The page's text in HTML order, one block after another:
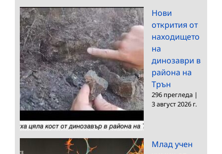
Нови
открития от
находището
на
динозаври в
района на
Трън
296 прегледа |
3 август 2026 г.
Млад учен